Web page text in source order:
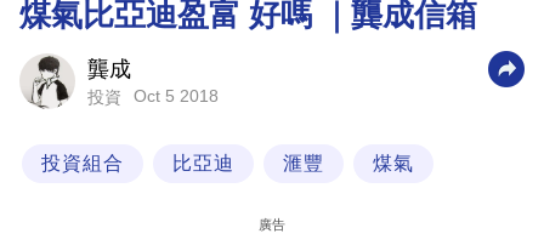
商
科
煤氣比亞迪盈富 好嗎 ｜龔成信箱
龔成
投資 Oct 5 2018
投資組合 比亞迪 滙豐 煤氣
廣告